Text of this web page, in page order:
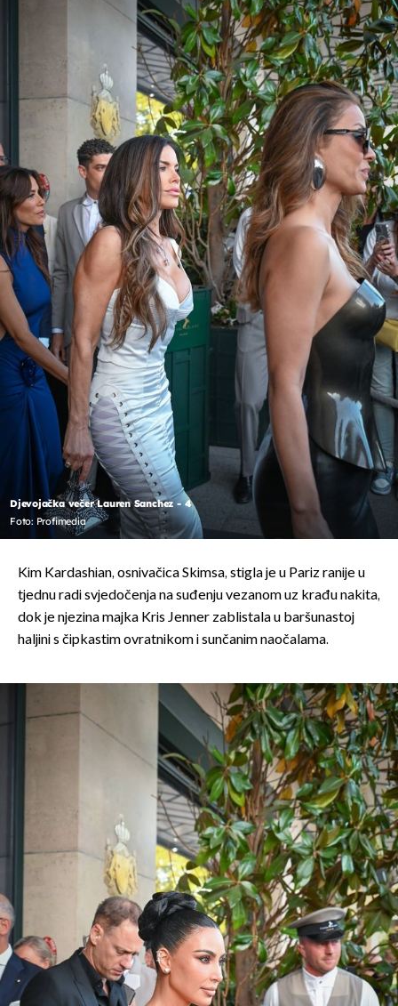
Djevojačka večer Lauren Sanchez - 4
Foto: Profimedia
Kim Kardashian, osnivačica Skimsa, stigla je u Pariz ranije u
tjednu radi svjedočenja na suđenju vezanom uz krađu nakita,
dok je njezina majka Kris Jenner zablistala u baršunastoj
haljini s čipkastim ovratnikom i sunčanim naočalama.